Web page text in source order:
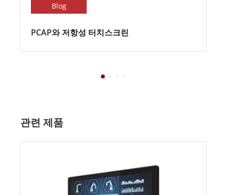
Blog
PCAP와 저항성 터치스크린
관련 제품